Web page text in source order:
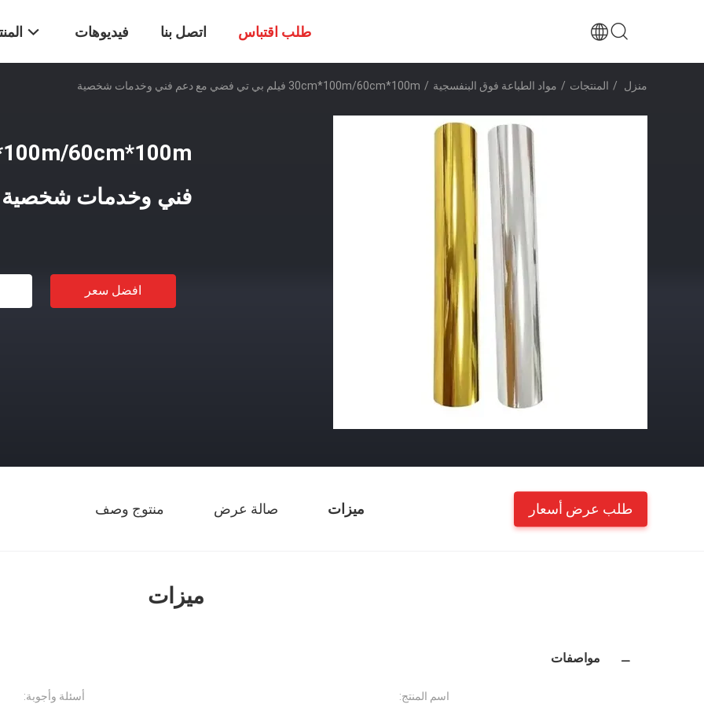
فيديوهات اتصل بنا طلب اقتباس
منزل / المنتجات / مواد الطباعة فوق البنفسجية / 30cm*100m/60cm*100m فيلم بي تي فضي مع دعم فني وخدمات شخصية
فني وخدمات شخصية
افضل سعر
ميزات صالة عرض منتوج وصف طلب عرض أسعار
ميزات
مواصفات
أسئلة وأجوبة:
اسم المنتج: